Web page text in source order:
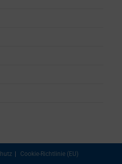
Cookie-Richtlinie (EU)